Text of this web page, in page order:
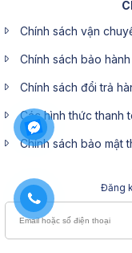
Chính sách vận
Chính sách bảo hành
Chính sách đổi trả
Các hình thức thanh
Chính sách bảo mật
Đăng